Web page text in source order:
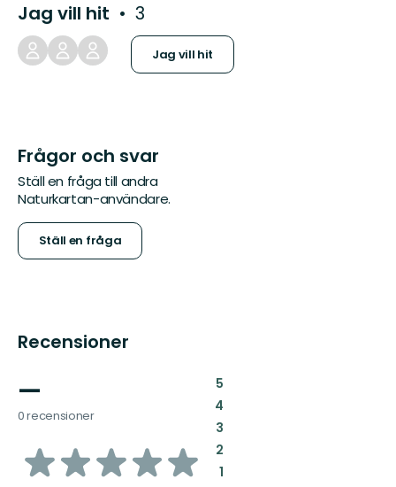
Jag vill hit 3
Jag vill hit
Frågor och svar
Ställ en fråga till andra
Naturkartan-användare.
Ställ en fråga
Recensioner
—
0 recensioner
av
5:
4:
3:
2:
1: